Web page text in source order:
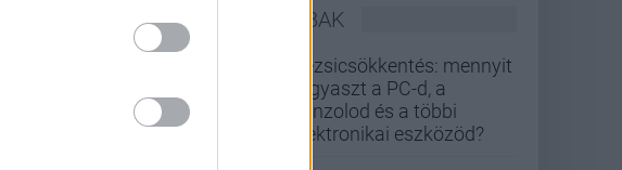
LEGOLVASOTTABBAK
Rezsicsökkentés: mennyit
fogyaszt a PC-d, a
konzolod és a többi
elektronikai eszközöd?